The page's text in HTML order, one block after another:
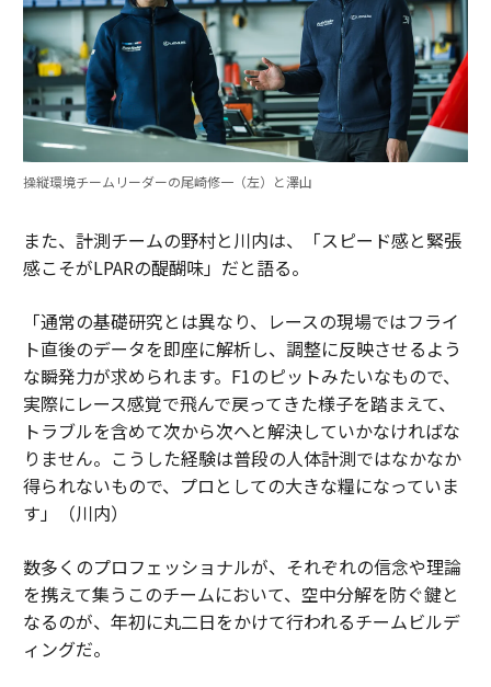
操縦環境チームリーダーの尾崎修一（左）と澤山
また、計測チームの野村と川内は、「スピード感と緊張
感こそがLPARの醍醐味」だと語る。
「通常の基礎研究とは異なり、レースの現場ではフライ
ト直後のデータを即座に解析し、調整に反映させるよう
な瞬発力が求められます。F1のピットみたいなもので、
実際にレース感覚で飛んで戻ってきた様子を踏まえて、
トラブルを含めて次から次へと解決していかなければな
りません。こうした経験は普段の人体計測ではなかなか
得られないもので、プロとしての大きな糧になっていま
す」（川内）
数多くのプロフェッショナルが、それぞれの信念や理論
を携えて集うこのチームにおいて、空中分解を防ぐ鍵と
なるのが、年初に丸二日をかけて行われるチームビルデ
ィングだ。